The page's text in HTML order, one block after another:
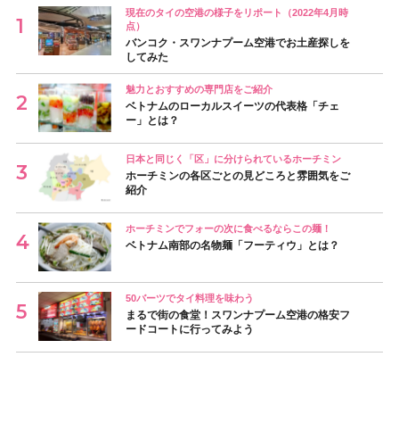
現在のタイの空港の様子をリポート（2022年4月時
点）
バンコク・スワンナプーム空港でお土産探しを
してみた
魅力とおすすめの専門店をご紹介
ベトナムのローカルスイーツの代表格「チェ
ー」とは？
日本と同じく「区」に分けられているホーチミン
ホーチミンの各区ごとの見どころと雰囲気をご
紹介
ホーチミンでフォーの次に食べるならこの麺！
ベトナム南部の名物麺「フーティウ」とは？
50バーツでタイ料理を味わう
まるで街の食堂！スワンナプーム空港の格安フ
ードコートに行ってみよう